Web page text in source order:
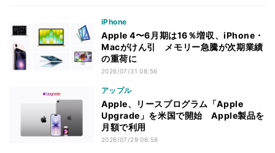
iPhone
Apple 4〜6月期は16％増収、iPhone・
Macがけん引 メモリー急騰が次期業績
の重荷に
2026/07/31 08:56
アップル
Apple、リースプログラム「Apple
Upgrade」を米国で開始 Apple製品を
月額で利用
2026/07/29 06:58